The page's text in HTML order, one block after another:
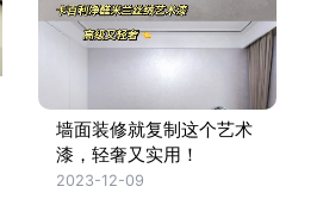
墙面装修就复制这个艺术
漆，轻奢又实用！
2023-12-09